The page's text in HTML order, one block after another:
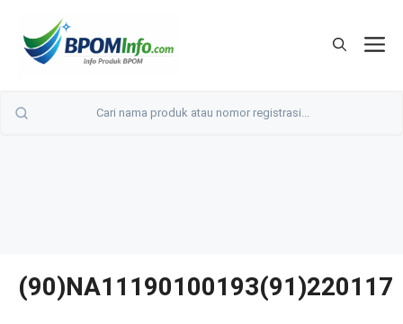
(90)NA11190100193(91)220117